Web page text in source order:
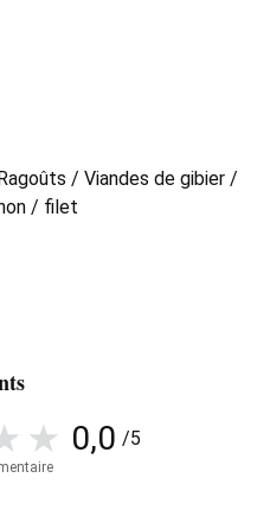
/ Viandes de gibier /
/ filet
0,0 /5